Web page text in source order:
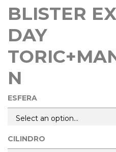
BLISTER
DAY
N
ESFERA
CILINDRO